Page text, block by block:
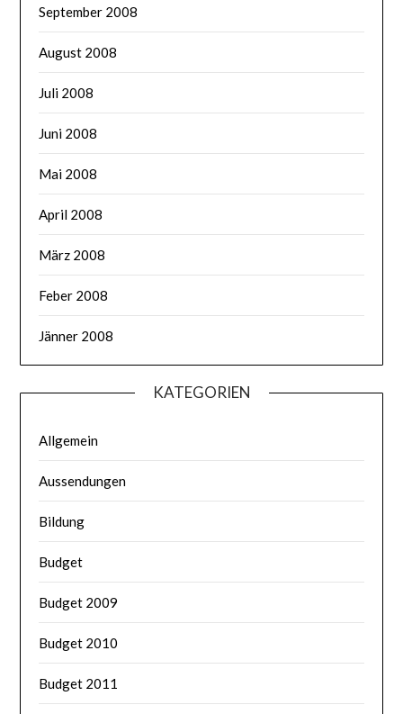
September 2008
August 2008
Juli 2008
Juni 2008
Mai 2008
April 2008
März 2008
Feber 2008
Jänner 2008
KATEGORIEN
Allgemein
Aussendungen
Bildung
Budget
Budget 2009
Budget 2010
Budget 2011